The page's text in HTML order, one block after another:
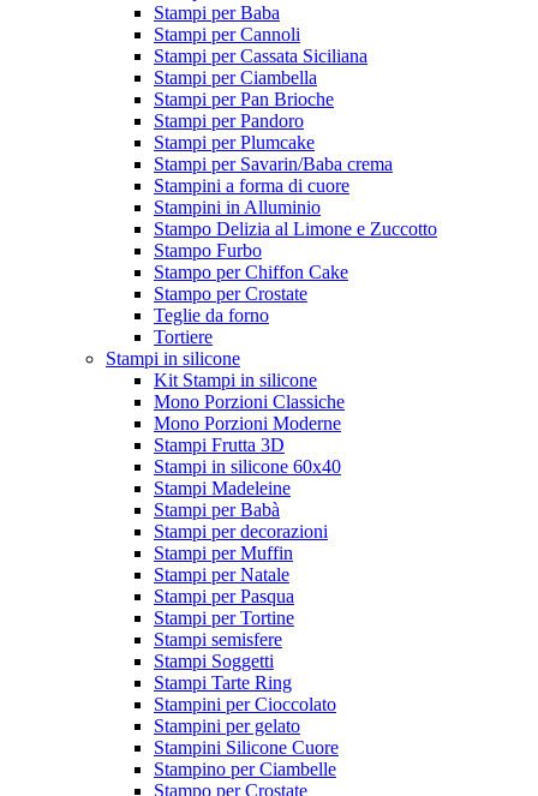
Stampi per Baba
Stampi per Cannoli
Stampi per Cassata Siciliana
Stampi per Ciambella
Stampi per Pan Brioche
Stampi per Pandoro
Stampi per Plumcake
Stampi per Savarin/Baba crema
Stampini a forma di cuore
Stampini in Alluminio
Stampo Delizia al Limone e Zuccotto
Stampo Furbo
Stampo per Chiffon Cake
Stampo per Crostate
Teglie da forno
Tortiere
Stampi in silicone
Kit Stampi in silicone
Mono Porzioni Classiche
Mono Porzioni Moderne
Stampi Frutta 3D
Stampi in silicone 60x40
Stampi Madeleine
Stampi per Babà
Stampi per decorazioni
Stampi per Muffin
Stampi per Natale
Stampi per Pasqua
Stampi per Tortine
Stampi semisfere
Stampi Soggetti
Stampi Tarte Ring
Stampini per Cioccolato
Stampini per gelato
Stampini Silicone Cuore
Stampino per Ciambelle
Stampo per Crostate